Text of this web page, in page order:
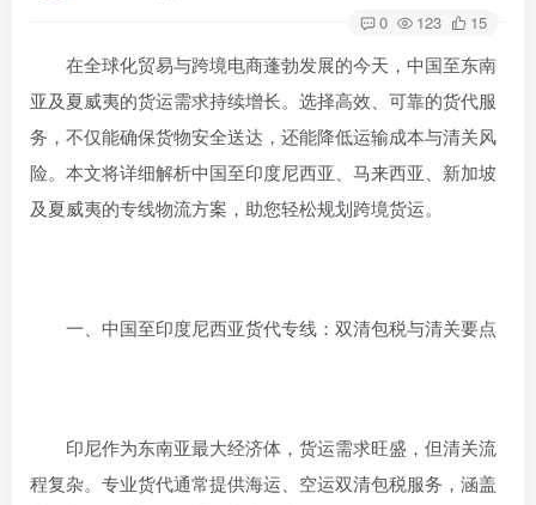
0 123 15
在全球化贸易与跨境电商蓬勃发展的今天，中国至东南
亚及夏威夷的货运需求持续增长。选择高效、可靠的货代服
务，不仅能确保货物安全送达，还能降低运输成本与清关风
险。本文将详细解析中国至印度尼西亚、马来西亚、新加坡
及夏威夷的专线物流方案，助您轻松规划跨境货运。
一、中国至印度尼西亚货代专线：双清包税与清关要点
印尼作为东南亚最大经济体，货运需求旺盛，但清关流
程复杂。专业货代通常提供海运、空运双清包税服务，涵盖